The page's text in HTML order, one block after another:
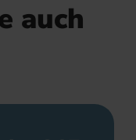
auch